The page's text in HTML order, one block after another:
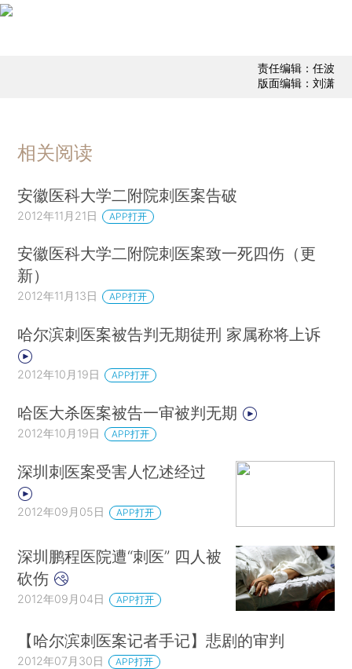
责任编辑：任波
版面编辑：刘潇
相关阅读
安徽医科大学二附院刺医案告破
2012年11月21日 APP打开
安徽医科大学二附院刺医案致一死四伤（更
新）
2012年11月13日 APP打开
哈尔滨刺医案被告判无期徒刑 家属称将上诉
2012年10月19日 APP打开
哈医大杀医案被告一审被判无期
2012年10月19日 APP打开
深圳刺医案受害人忆述经过
2012年09月05日 APP打开
深圳鹏程医院遭“刺医” 四人被
砍伤
2012年09月04日 APP打开
【哈尔滨刺医案记者手记】悲剧的审判
2012年07月30日 APP打开